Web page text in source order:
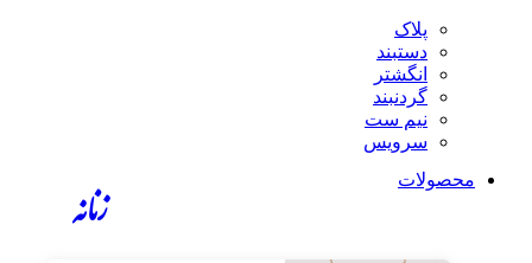
پلاک
دستبند
انگشتر
گردنبند
نیم ست
سرویس
محصولات
زنانه